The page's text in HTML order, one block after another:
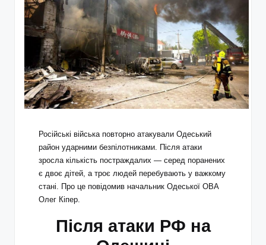
Російські війська повторно атакували Одеський
район ударними безпілотниками. Після атаки
зросла кількість постраждалих — серед поранених
є двоє дітей, а троє людей перебувають у важкому
стані. Про це повідомив начальник Одеської ОВА
Олег Кіпер.
Після атаки РФ на